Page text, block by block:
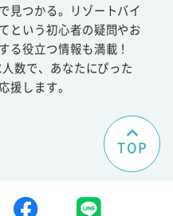
見つかる。リゾートバイ
という初心者の疑問やお
る役立つ情報も満載！
数で、あなたにぴった
援します。
TOP